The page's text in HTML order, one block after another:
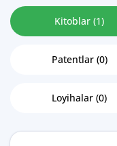
Kitoblar (1)
Patentlar (0)
Loyihalar (0)